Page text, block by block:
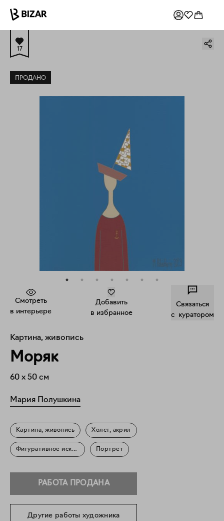
17
ПРОДАНО
Смотреть
в интерьере
Добавить
в избранное
Связаться
c куратором
Картина, живопись
Моряк
60 x 50 см
Мария Полушкина
Картина, живопись Холст, акрил
Фигуративное искусство Портрет
РАБОТА ПРОДАНА
Другие работы художника